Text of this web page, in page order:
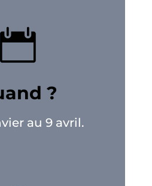

?
au 9 avril.